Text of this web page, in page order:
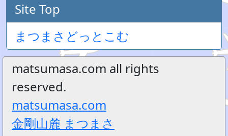
Site Top
まつまさどっとこむ
matsumasa.com all rights
reserved.
matsumasa.com
金剛山麓 まつまさ